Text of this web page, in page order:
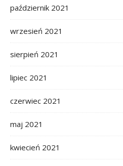
październik 2021
wrzesień 2021
sierpień 2021
lipiec 2021
czerwiec 2021
maj 2021
kwiecień 2021